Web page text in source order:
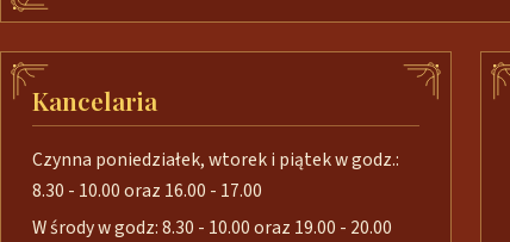
Kancelaria
Czynna poniedziałek, wtorek i piątek w godz.:
8.30 - 10.00 oraz 16.00 - 17.00
W środy w godz: 8.30 - 10.00 oraz 19.00 - 20.00